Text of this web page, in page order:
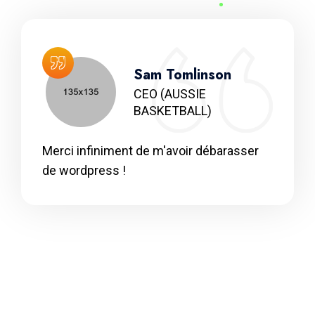
Sam Tomlinson
CEO (AUSSIE
BASKETBALL)
Merci infiniment de m'avoir débarasser
de wordpress !